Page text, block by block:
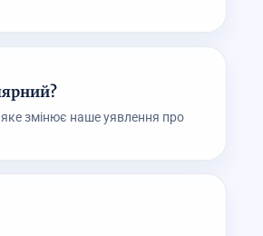
змінює наше уявлення про